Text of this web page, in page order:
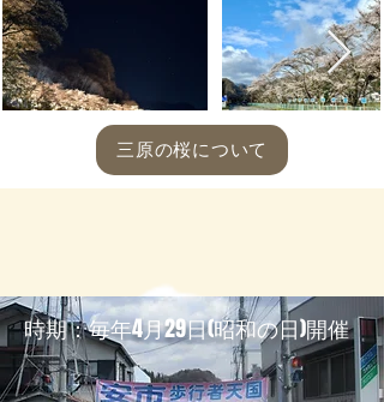
三原の桜について
​時期：毎年4月29日(昭和の日)開催